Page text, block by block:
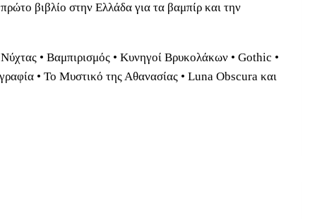
βιβλίο στην Ελλάδα για τα βαμπίρ και την
• Βαμπιρισμός • Κυνηγοί Βρυκολάκων • Gothic •
• Το Μυστικό της Αθανασίας • Luna Obscura και